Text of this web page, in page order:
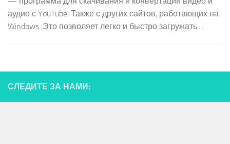
аудио с YouTube. Также с других сайтов, работающих на
Windows. Это позволяет легко и быстро загружать....
СЛЕДИТЕ ЗА НАМИ: